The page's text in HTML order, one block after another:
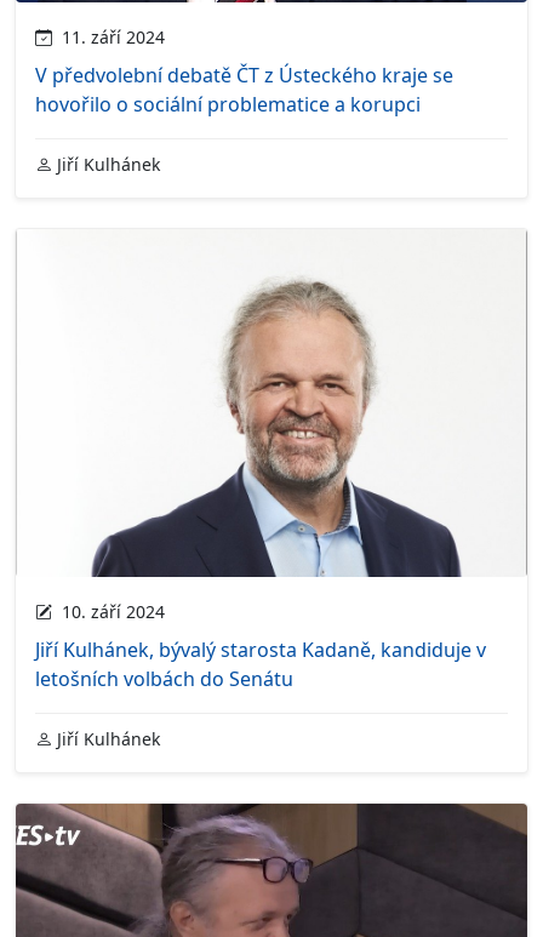
11. září 2024
V předvolební debatě ČT z Ústeckého kraje se
hovořilo o sociální problematice a korupci
Jiří Kulhánek
10. září 2024
Jiří Kulhánek, bývalý starosta Kadaně, kandiduje v
letošních volbách do Senátu
Jiří Kulhánek